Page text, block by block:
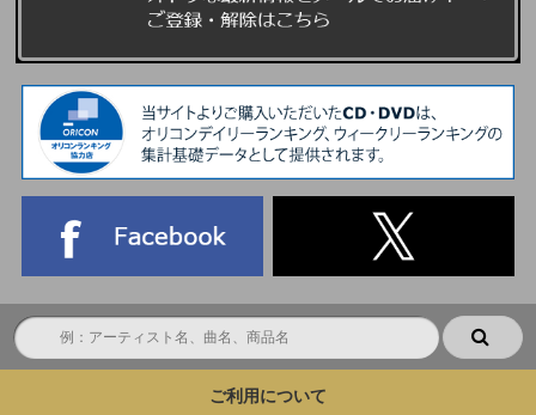
ご利用について